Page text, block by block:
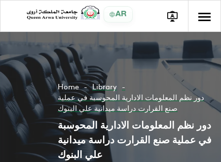
AR
Home
Library
دور نظم المعلومات الادارية المحوسبة في عملية
صنع القرارت دراسة ميدانية علي البنوك
دور نظم المعلومات الادارية المحوسبة
في عملية صنع القرارت دراسة ميدانية
علي البنوك